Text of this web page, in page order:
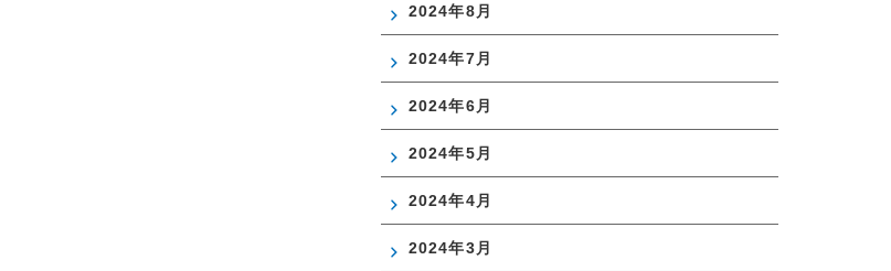
2024年8月
2024年7月
2024年6月
2024年5月
2024年4月
2024年3月